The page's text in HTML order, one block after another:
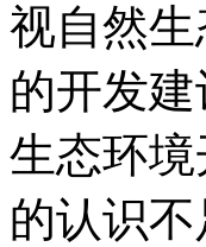
视自然
的开发
生态环
的认识